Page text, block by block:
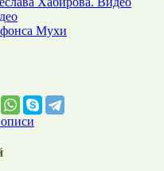
Мухи